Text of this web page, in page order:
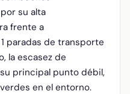
su alta
frente a
paradas de transporte
la escasez de
principal punto débil,
en el entorno.